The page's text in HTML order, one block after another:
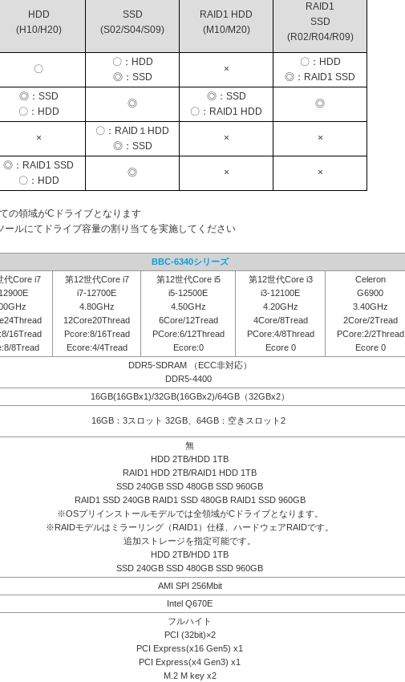
HDD
(H10/H20)
SSD
(S02/S04/S09)
RAID1 HDD
(M10/M20)
RAID1
SSD
(R02/R04/R09)
〇
〇：HDD
◎：SSD
×
〇：HDD
◎：RAID1 SSD
◎：SSD
〇：HDD
◎
◎：SSD
〇：RAID1 HDD
◎
×
〇：RAID１HDD
◎：SSD
× ×
◎：RAID1 SSD
〇：HDD
◎ × ×
の領域がCドライブとなります
ルにてドライブ容量の割り当てを実施してください
BBC-6340シリーズ
代Core i7
16Tread
8Tread
第12世代Core i7
i7-12700E
4.80GHz
12Core20Thread
Pcore:8/16Tread
Ecore:4/4Tread
第12世代Core i5
i5-12500E
4.50GHz
6Core/12Tread
PCore:6/12Thread
Ecore:0
第12世代Core i3
i3-12100E
4.20GHz
4Core/8Tread
PCore:4/8Thread
Ecore 0
Celeron
G6900
3.40GHz
2Core/2Tread
PCore:2/2Thread
Ecore 0
DDR5-SDRAM （ECC非対応）
DDR5-4400
16GB(16GBx1)/32GB(16GBx2)/64GB（32GBx2）
16GB：3スロット 32GB、64GB：空きスロット2
無
HDD 2TB/HDD 1TB
RAID1 HDD 2TB/RAID1 HDD 1TB
SSD 240GB SSD 480GB SSD 960GB
RAID1 SSD 240GB RAID1 SSD 480GB RAID1 SSD 960GB
※OSプリインストールモデルでは全領域がCドライブとなります。
※RAIDモデルはミラーリング（RAID1）仕様、ハードウェアRAIDです。
追加ストレージを指定可能です。
HDD 2TB/HDD 1TB
SSD 240GB SSD 480GB SSD 960GB
AMI SPI 256Mbit
Intel Q670E
フルハイト
PCI (32bit)×2
PCI Express(x16 Gen5) x1
PCI Express(x4 Gen3) x1
M.2 M key x2